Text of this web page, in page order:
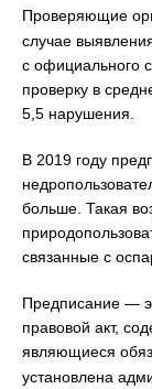
Проверяющие
случае
с официального
проверку в
5,5 нарушения.
В 2019 году
больше. Такая
связанные с
Предписание —
правовой акт,
являющиеся
установлена